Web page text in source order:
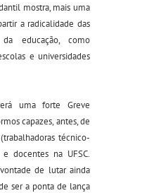
mostra, mais uma
a radicalidade das
educação, como
e universidades
uma forte Greve
capazes, antes, de
técnico-
docentes na UFSC.
de lutar ainda
ser a ponta de lança